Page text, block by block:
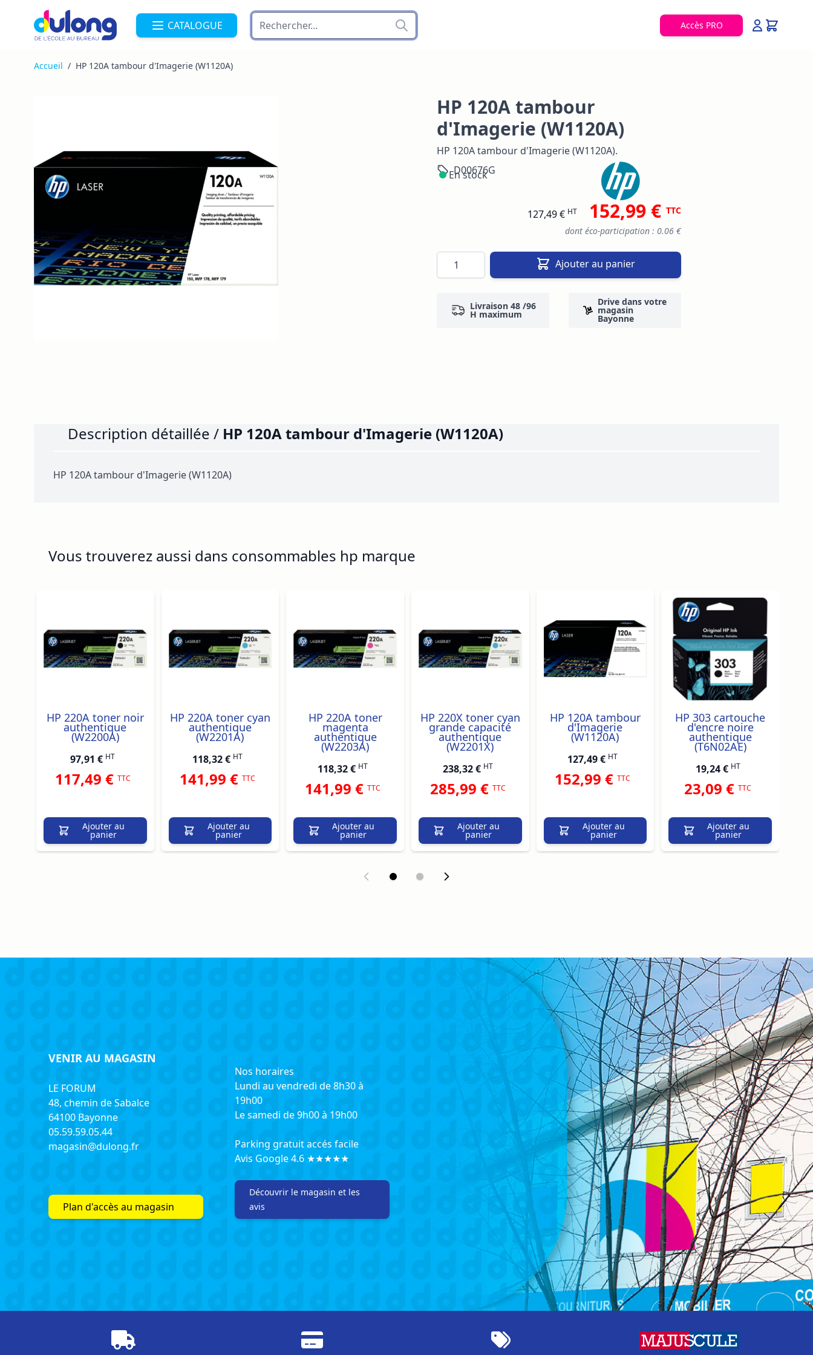
Allez au contenu
CATALOGUE
Accès PRO
Accueil / HP 120A tambour d'Imagerie (W1120A)
HP 120A tambour
d'Imagerie (W1120A)
HP 120A tambour d'Imagerie (W1120A).
D00676G
En stock
127,49 € HT 152,99 € TTC
dont éco-participation : 0.06 €
Quantité Ajouter au panier
Livraison 48 /96
H maximum
Drive dans votre
magasin
Bayonne
Description détaillée / HP 120A tambour d'Imagerie (W1120A)
HP 120A tambour d'Imagerie (W1120A)
Vous trouverez aussi dans consommables hp marque
Navigating through the elements of the carousel is possible using the tab key. You can skip the carousel or go straight to carousel navigation using the skip links.
HP 220A toner noir
authentique
(W2200A)
97,91 € HT
117,49 € TTC
Ajouter au
panier
HP 220A toner cyan
authentique
(W2201A)
118,32 € HT
141,99 €TTC
Ajouter au
panier
HP 220A toner
magenta
authentique
(W2203A)
118,32 € HT
141,99 €TTC
Ajouter au
panier
HP 220X toner cyan
grande capacité
authentique
(W2201X)
238,32 € HT
285,99 € TTC
Ajouter au
panier
HP 120A tambour
d'Imagerie
(W1120A)
127,49 € HT
152,99 €TTC
Ajouter au
panier
HP 303 cartouche
d'encre noire
authentique
(T6N02AE)
19,24 € HT
23,09 €TTC
Ajouter au
panier
VENIR AU MAGASIN
LE FORUM
48, chemin de Sabalce
64100 Bayonne
05.59.59.05.44
magasin@dulong.fr
Plan d'accès au magasin
Nos horaires
Lundi au vendredi de 8h30 à
19h00
Le samedi de 9h00 à 19h00
Parking gratuit accés facile
Avis Google 4.6 ★★★★★
Découvrir le magasin et les
avis